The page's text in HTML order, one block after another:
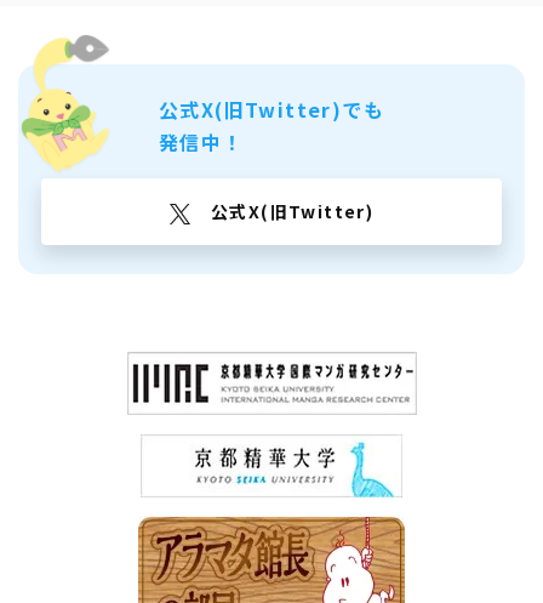
公式X(旧Twitter)でも
発信中！
公式X(旧Twitter)